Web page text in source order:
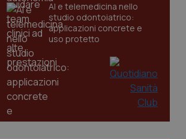
AI e telemedicina nello
studio odontoiatrico:
applicazioni concrete e
uso protetto